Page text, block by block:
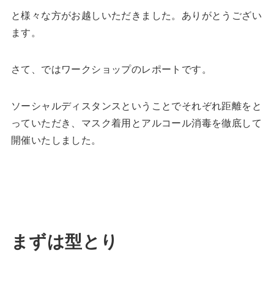
と様々な方がお越しいただきました。ありがとうござい
ます。
さて、ではワークショップのレポートです。
ソーシャルディスタンスということでそれぞれ距離をと
っていただき、マスク着用とアルコール消毒を徹底して
開催いたしました。
まずは型とり